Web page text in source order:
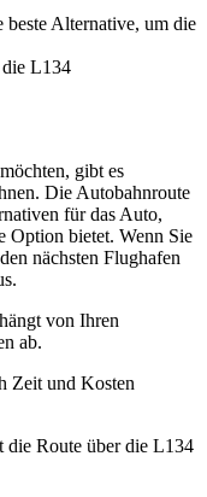
Alternative, um die
die L134
gibt es
Die Autobahnroute
für das Auto,
Option bietet. Wenn Sie
nächsten Flughafen
von Ihren
ab.
Zeit und Kosten
die Route über die L134